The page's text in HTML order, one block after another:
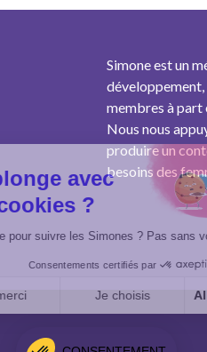
Simone est un
développement,
membres à part
Nous nous
produire un
besoins des
On plonge avec
des cookies ?
Un cookie pour suivre les
Consentements
Non merci Je
Plateforme de Gestion du